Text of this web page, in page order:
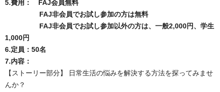
5.費用： FAJ会員無料
FAJ非会員でお試し参加の方は無料
FAJ非会員でお試し参加以外の方は、一般2,000円、学生
1,000円
6.定員：50名
7.内容：
【ストーリー部分】 日常生活の悩みを解決する方法を探ってみませ
んか？